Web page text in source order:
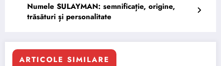
Numele SULAYMAN: semnificație, origine,
trăsături și personalitate
ARTICOLE SIMILARE